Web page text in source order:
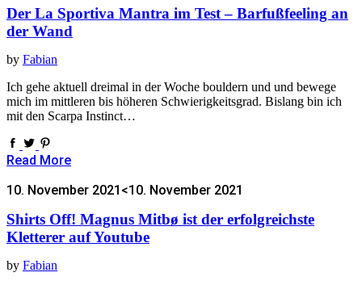
Der La Sportiva Mantra im Test – Barfußfeeling an
der Wand
by Fabian
Ich gehe aktuell dreimal in der Woche bouldern und und bewege
mich im mittleren bis höheren Schwierigkeitsgrad. Bislang bin ich
mit den Scarpa Instinct…
Read More
10. November 2021 <10. November 2021
Shirts Off! Magnus Mitbø ist der erfolgreichste
Kletterer auf Youtube
by Fabian